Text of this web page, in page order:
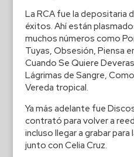
La RCA fue la depositaria
éxitos. Ahí están
muchos números como
Tuyas, Obsesión, Piensa
Cuando Se Quiere
Lágrimas de Sangre,
Vereda tropical.
Ya más adelante fue
contrató para volver a
incluso llegar a grabar
junto con Celia Cruz.